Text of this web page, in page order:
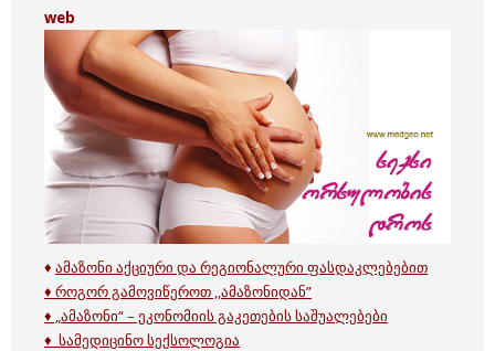
web
♦ ამაზონი აქციური და რეგიონალური ფასდაკლებებით
♦ როგორ გამოვიწეროთ ,,ამაზონიდან”
♦ „ ამაზონი“ – ეკონომიის გაკეთების საშუალებები
♦ სამედიცინო სექსოლოგია